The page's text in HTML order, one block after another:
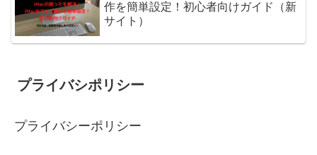
作を簡単設定！初心者向けガイド（新
サイト）
プライバシポリシー
プライバシーポリシー